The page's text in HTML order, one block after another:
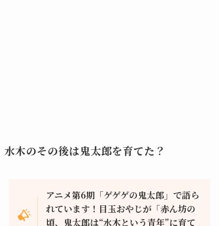
水木のその後は鬼太郎を育てた？
アニメ第6期「ゲゲゲの鬼太郎」で語ら
れています！目玉おやじが「赤ん坊の
頃、鬼太郎は“水木という青年”に育て